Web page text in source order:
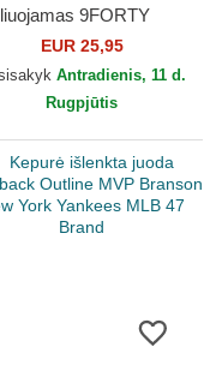
9FORTY
New York Yankees
New Era
EUR 25,95
Antradienis, 11 d.
Rugpjūtis